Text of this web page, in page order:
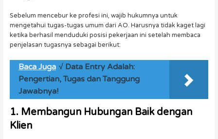
Sebelum mencebur ke profesi ini, wajib hukumnya untuk
mengetahui tugas-tugas umum dari AO. Harusnya tidak kaget lagi
ketika berhasil menduduki posisi pekerjaan ini setelah membaca
penjelasan tugasnya sebagai berikut:
Baca Juga √ Data Entry Adalah:
Pengertian, Tugas dan Tanggung
Jawabnya!
1. Membangun Hubungan Baik dengan
Klien